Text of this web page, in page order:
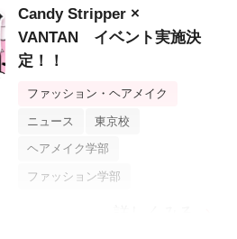
Candy Stripper ×
VANTAN イベント実施決
定！！
ファッション・ヘアメイク
ニュース 東京校
ヘアメイク学部
ファッション学部